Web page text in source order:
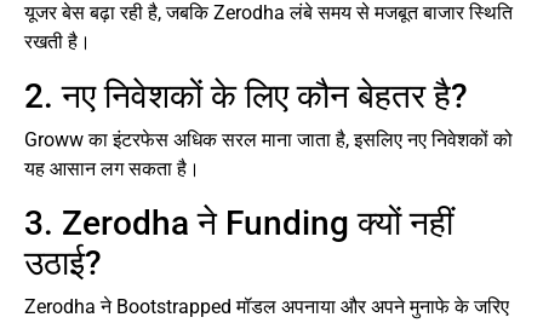
यूजर बेस बढ़ा रही है, जबकि Zerodha लंबे समय से मजबूत बाजार स्थिति
रखती है।
2. नए निवेशकों के लिए कौन बेहतर है?
Groww का इंटरफेस अधिक सरल माना जाता है, इसलिए नए निवेशकों को
यह आसान लग सकता है।
3. Zerodha ने Funding क्यों नहीं
उठाई?
Zerodha ने Bootstrapped मॉडल अपनाया और अपने मुनाफे के जरिए